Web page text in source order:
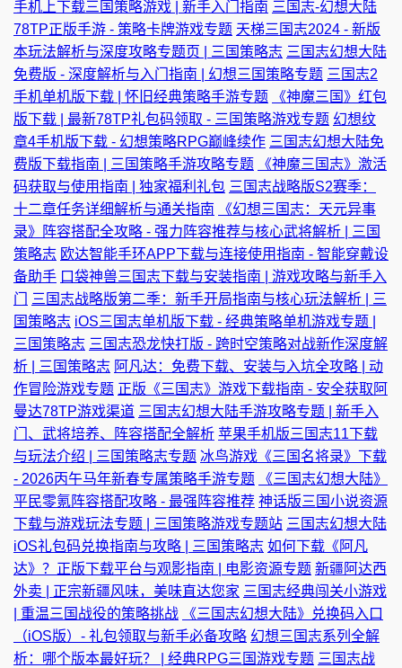
手机上下载三国策略游戏 | 新手入门指南 三国志-幻想大陆
78TP正版手游 - 策略卡牌游戏专题 天梯三国志2024 - 新版
本玩法解析与深度攻略专题页 | 三国策略志 三国志幻想大陆
免费版 - 深度解析与入门指南 | 幻想三国策略专题 三国志2
手机单机版下载 | 怀旧经典策略手游专题
《神魔三国》红包
版下载 | 最新78TP礼包码领取 - 三国策略游戏专题 幻想纹
章4手机版下载 - 幻想策略RPG巅峰续作 三国志幻想大陆免
费版下载指南 | 三国策略手游攻略专题
《神魔三国志》激活
码获取与使用指南 | 独家福利礼包 三国志战略版S2赛季：
十二章任务详细解析与通关指南
《幻想三国志：天元异事
录》阵容搭配全攻略 - 强力阵容推荐与核心武将解析 | 三国
策略志 欧达智能手环APP下载与连接使用指南 - 智能穿戴设
备助手 口袋神兽三国志下载与安装指南 | 游戏攻略与新手入
门
三国志战略版第二季：新手开局指南与核心玩法解析 | 三
国策略志 iOS三国志单机版下载 - 经典策略单机游戏专题 |
三国策略志 三国志恐龙快打版 - 跨时空策略对战新作深度解
析 | 三国策略志 阿凡达：免费下载、安装与入坑全攻略 | 动
作冒险游戏专题 正版《三国志》游戏下载指南 - 安全获取阿
曼达78TP游戏渠道 三国志幻想大陆手游攻略专题 | 新手入
门、武将培养、阵容搭配全解析 苹果手机版三国志11下载
与玩法介绍 | 三国策略志专题 冰鸟游戏《三国名将录》下载
- 2026丙午马年新春专属策略手游专题
《三国志幻想大陆》
平民零氪阵容搭配攻略 - 最强阵容推荐 神话版三国小说资源
下载与游戏玩法专题 | 三国策略游戏专题站 三国志幻想大陆
iOS礼包码兑换指南与攻略 | 三国策略志 如何下载《阿凡
达》？正版下载平台与观影指南 | 电影资源专题 新疆阿达西
外卖 | 正宗新疆风味，美味直达您家 三国志经典闯关小游戏
| 重温三国战役的策略挑战
《三国志幻想大陆》兑换码入口
（iOS版）- 礼包领取与新手必备攻略 幻想三国志系列全解
析：哪个版本最好玩？ | 经典RPG三国游戏专题 三国志战